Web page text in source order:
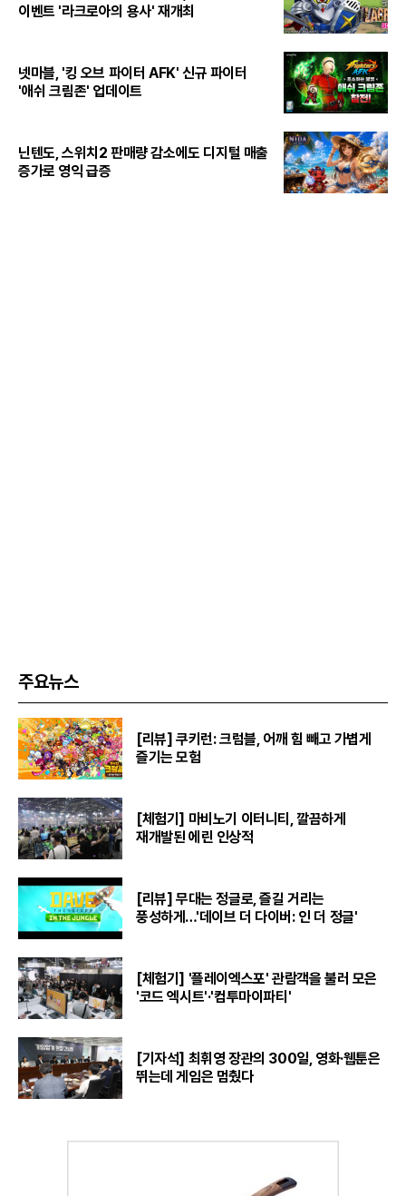
이벤트 '라크로아의 용사' 재개최
넷마블, '킹 오브 파이터 AFK' 신규 파이터
'애쉬 크림존' 업데이트
닌텐도, 스위치2 판매량 감소에도 디지털 매출
증가로 영익 급증
주요뉴스
[리뷰] 쿠키런: 크럼블, 어깨 힘 빼고 가볍게
즐기는 모험
[체험기] 마비노기 이터니티, 깔끔하게
재개발된 에린 인상적
[리뷰] 무대는 정글로, 즐길 거리는
풍성하게…'데이브 더 다이버: 인 더 정글'
[체험기] '플레이엑스포' 관람객을 불러 모은
'코드 엑시트'·'컴투마이파티'
[기자석] 최휘영 장관의 300일, 영화·웹툰은
뛰는데 게임은 멈췄다